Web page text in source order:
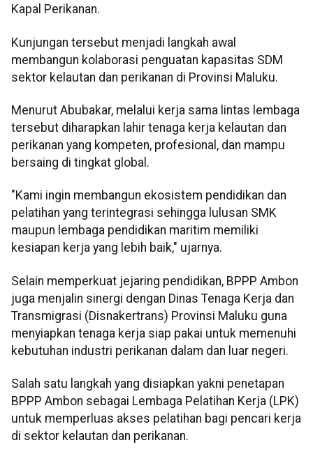
Kapal Perikanan.
Kunjungan tersebut menjadi langkah awal
membangun kolaborasi penguatan kapasitas SDM
sektor kelautan dan perikanan di Provinsi Maluku.
Menurut Abubakar, melalui kerja sama lintas lembaga
tersebut diharapkan lahir tenaga kerja kelautan dan
perikanan yang kompeten, profesional, dan mampu
bersaing di tingkat global.
"Kami ingin membangun ekosistem pendidikan dan
pelatihan yang terintegrasi sehingga lulusan SMK
maupun lembaga pendidikan maritim memiliki
kesiapan kerja yang lebih baik," ujarnya.
Selain memperkuat jejaring pendidikan, BPPP Ambon
juga menjalin sinergi dengan Dinas Tenaga Kerja dan
Transmigrasi (Disnakertrans) Provinsi Maluku guna
menyiapkan tenaga kerja siap pakai untuk memenuhi
kebutuhan industri perikanan dalam dan luar negeri.
Salah satu langkah yang disiapkan yakni penetapan
BPPP Ambon sebagai Lembaga Pelatihan Kerja (LPK)
untuk memperluas akses pelatihan bagi pencari kerja
di sektor kelautan dan perikanan.